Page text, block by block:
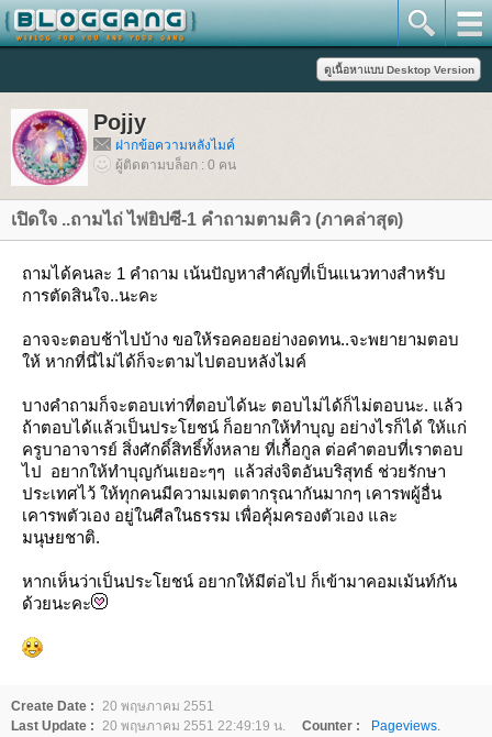
Pojjy
ฝากข้อความหลังไมค์
ผู้ติดตามบล็อก : 0 คน
เปิดใจ ..ถามไถ่ ไพ่ยิปซี-1 คำถามตามคิว (ภาคล่าสุด)
ถามได้คนละ 1 คำถาม เน้นปัญหาสำคัญที่เป็นแนวทางสำหรับ
การตัดสินใจ..นะคะ
อาจจะตอบช้าไปบ้าง ขอให้รอคอยอย่างอดทน..จะพยายามตอบ
ห้ หากที่นี่ไม่ได้ก็จะตามไปตอบหลังไมค์
บางคำถามก็จะตอบเท่าที่ตอบได้นะ ตอบไม่ได้ก็ไม่ตอบนะ. แล้ว
ถ้าตอบได้แล้วเป็นประโยชน์ ก็อยากให้ทำบุญ อย่างไรก็ได้ ให้แก่
ครูบาอาจารย์ สิ่งศักดิ์สิทธิ์ทั้งหลาย ที่เกื้อกูล ต่อคำตอบที่เราตอบ
ไป อยากให้ทำบุญกันเยอะๆๆ แล้วส่งจิตอันบริสุทธ์ ช่วยรักษา
ประเทศไว้ ให้ทุกคนมีความเมตตากรุณากันมากๆ เคารพผู้อื่น
เคารพตัวเอง อยู่ในศีลในธรรม เพื่อคุ้มครองตัวเอง และ
มนุษยชาติ.
หากเห็นว่าเป็นประโยชน์ อยากให้มีต่อไป ก็เข้ามาคอมเม้นท์กัน
ด้วยนะคะ
Create Date : 20 พฤษภาคม 2551
Last Update : 20 พฤษภาคม 2551 22:49:19 น. Counter :
Pageviews.